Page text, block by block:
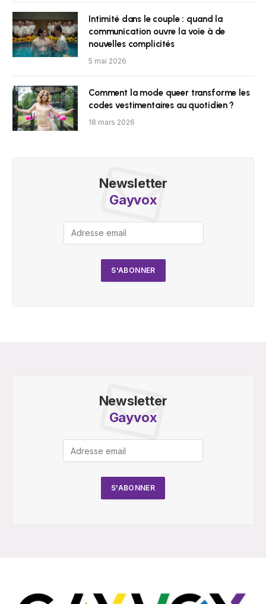
Intimité dans le couple : quand la
communication ouvre la voie à de
nouvelles complicités
5 mai 2026
Comment la mode queer transforme les
codes vestimentaires au quotidien ?
18 mars 2026
Newsletter
Gayvox
Newsletter
Gayvox